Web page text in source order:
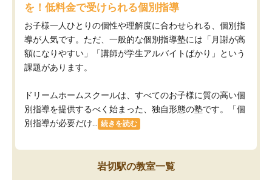
を！低料金で受けられる個別指導
お子様一人ひとりの個性や理解度に合わせられる、個別指
導が人気です。ただ、一般的な個別指導塾には「月謝が高
額になりやすい」「講師が学生アルバイトばかり」という
課題があります。
ドリームホームスクールは、すべてのお子様に質の高い個
別指導を提供するべく始まった、独自形態の塾です。「個
別指導が必要だけ...
続きを読む
岩切駅の教室一覧